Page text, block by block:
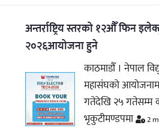
अन्तर्राष्ट्रिय स्तरको १२औँ फिन
२०२६आयोजना हुने
काठमाडौँ । नेपाल
महासंघको
गतेदेखि २५ गतेसम्म
भृकुटीमण्डपमा
2